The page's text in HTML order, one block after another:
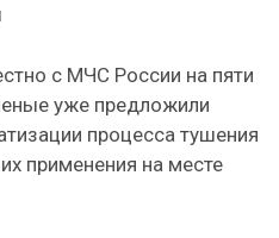
с МЧС России на пяти
уже предложили
процесса тушения
применения на месте